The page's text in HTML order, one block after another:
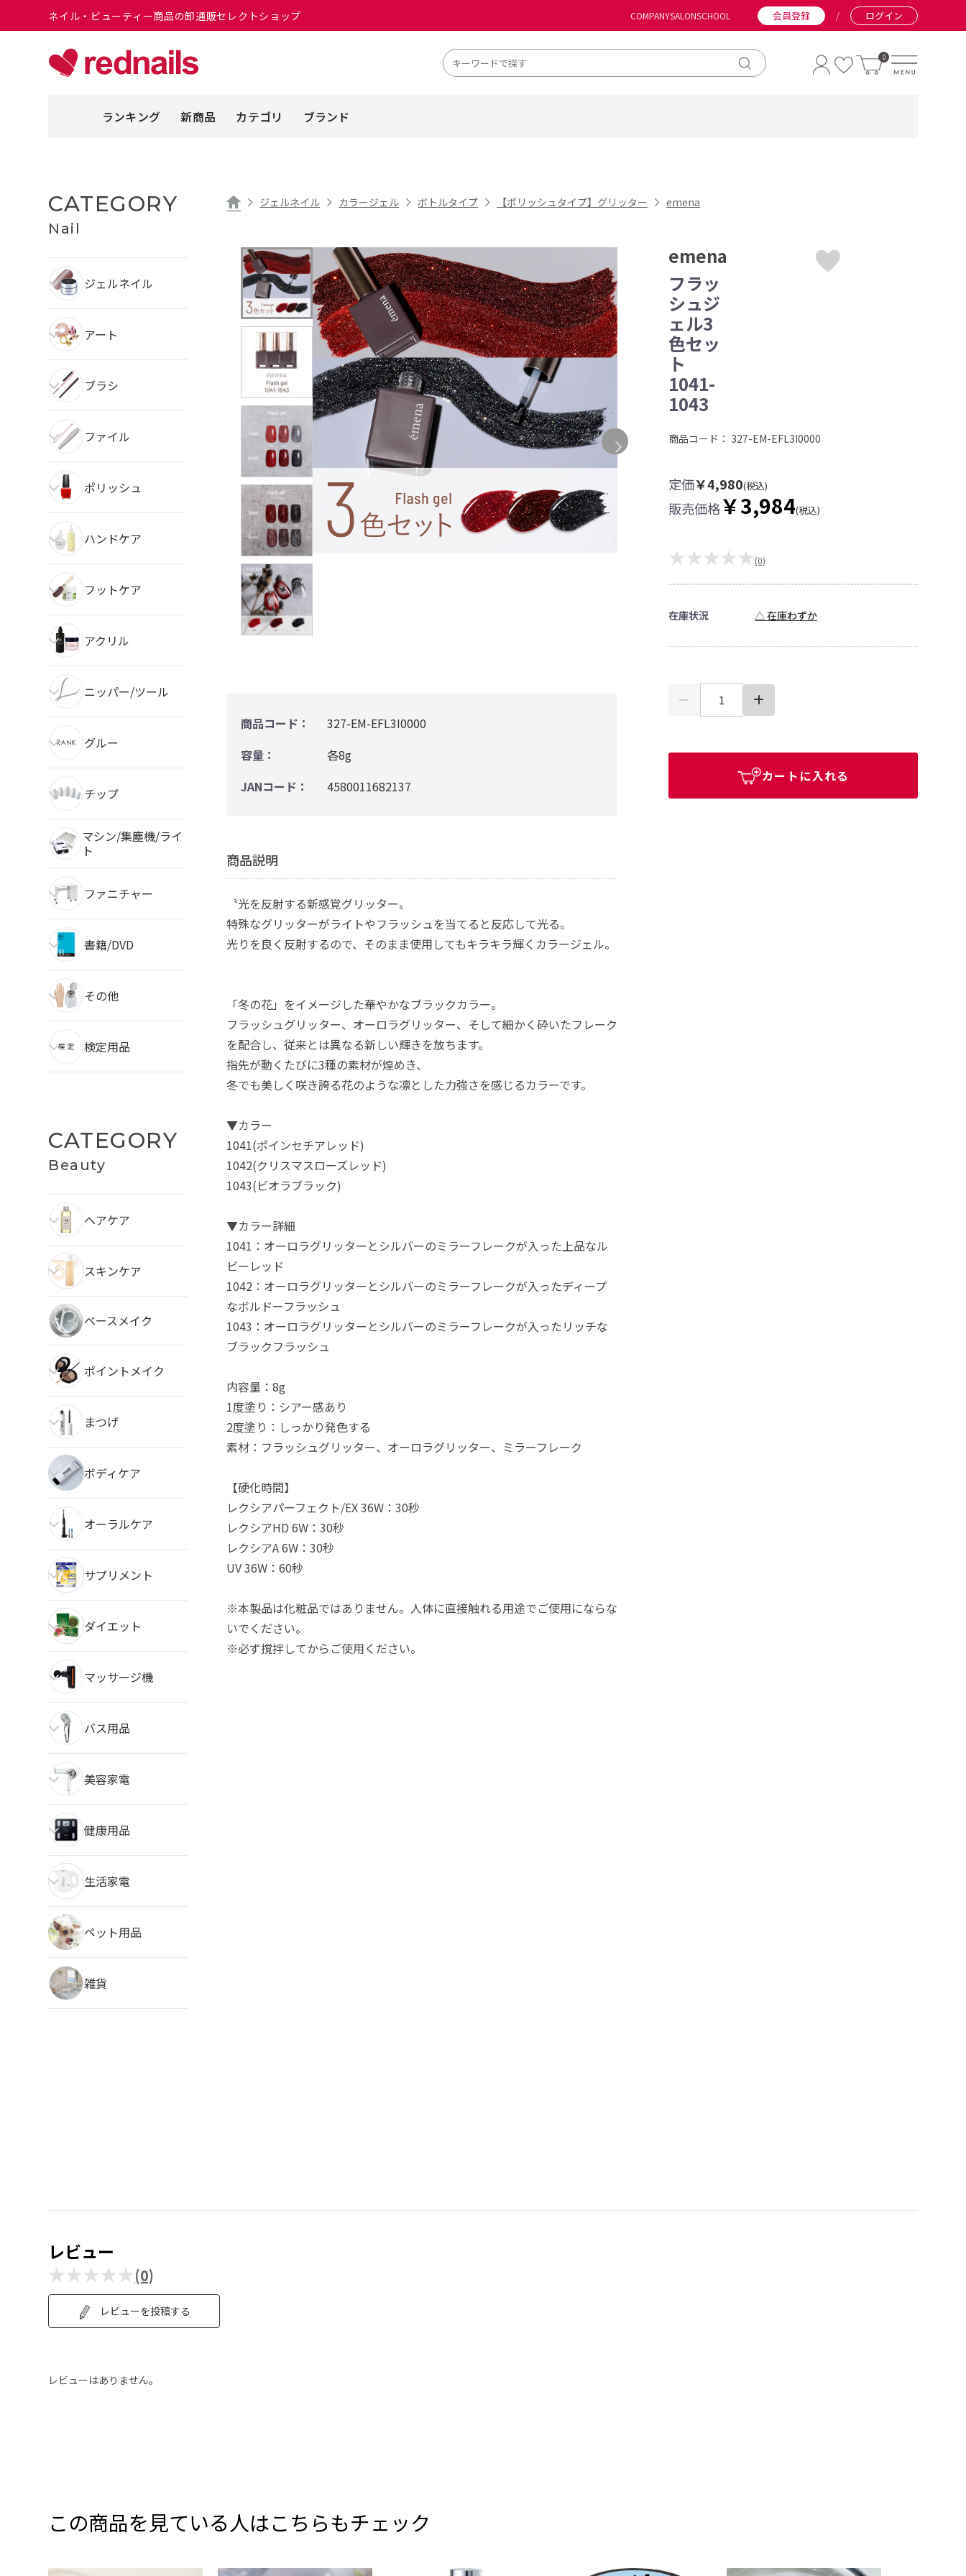
ネイル・ビューティー商品の卸通販セレクトショップ COMPANYSALONSCHOOL 会員登録 / ログイン
0
ランキング 新商品 カテゴリ ブランド
CATEGORY
Nail
ジェルネイル
アート
ブラシ
ファイル
ポリッシュ
ハンドケア
フットケア
アクリル
ニッパー/ツール
グルー
チップ
マシン/集塵機/ライ
ト
ファニチャー
書籍/DVD
その他
検定用品
CATEGORY
Beauty
ヘアケア
スキンケア
ベースメイク
ポイントメイク
まつげ
ボディケア
オーラルケア
サプリメント
ダイエット
マッサージ機
バス用品
美容家電
健康用品
生活家電
ペット用品
雑貨
ジェルネイル カラージェル ボトルタイプ 【ポリッシュタイプ】グリッター emena
商品コード：
327-EM-EFL3I0000
容量：
各8g
JANコード：
4580011682137
商品説明
〝光を反射する新感覚グリッター〟
特殊なグリッターがライトやフラッシュを当てると反応して光る。
光りを良く反射するので、そのまま使用してもキラキラ輝くカラージェル。
「冬の花」をイメージした華やかなブラックカラー。
フラッシュグリッター、オーロラグリッター、そして細かく砕いたフレーク
を配合し、従来とは異なる新しい輝きを放ちます。
指先が動くたびに3種の素材が煌めき、
冬でも美しく咲き誇る花のような凛とした力強さを感じるカラーです。
▼カラー
1041(ポインセチアレッド)
1042(クリスマスローズレッド)
1043(ビオラブラック)
▼カラー詳細
1041：オーロラグリッターとシルバーのミラーフレークが入った上品なル
ビーレッド
1042：オーロラグリッターとシルバーのミラーフレークが入ったディープ
なボルドーフラッシュ
1043：オーロラグリッターとシルバーのミラーフレークが入ったリッチな
ブラックフラッシュ
内容量：8g
1度塗り：シアー感あり
2度塗り：しっかり発色する
素材：フラッシュグリッター、オーロラグリッター、ミラーフレーク
【硬化時間】
レクシアパーフェクト/EX 36W：30秒
レクシアHD 6W：30秒
レクシアA 6W：30秒
UV 36W：60秒
※本製品は化粧品ではありません。人体に直接触れる用途でご使用にならな
いでください。
※必ず撹拌してからご使用ください。
emena
フラッ
シュジ
ェル3
色セッ
ト
1041-
1043
商品コード： 327-EM-EFL3I0000
定価￥4,980(税込)
販売価格￥3,984(税込)
★★★★★ (0)
在庫状況 △ 在庫わずか
カートに入れる
レビュー
★★★★★(0)
レビューを投稿する
レビューはありません。
この商品を見ている人はこちらもチェック